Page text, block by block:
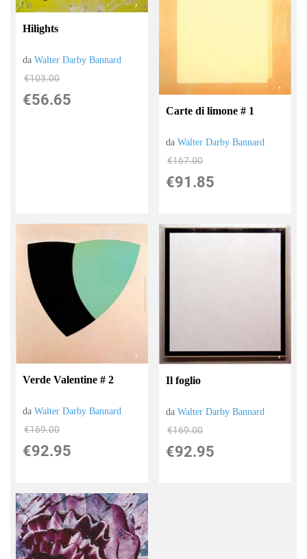
Hilights
daWalter Darby Bannard
€103.00
€56.65
Carte di limone # 1
daWalter Darby Bannard
€167.00
€91.85
Verde Valentine # 2
daWalter Darby Bannard
€169.00
€92.95
Il foglio
daWalter Darby Bannard
€169.00
€92.95